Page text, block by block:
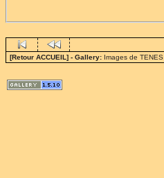
[Retour ACCUEIL] - Gallery: Images de TENES